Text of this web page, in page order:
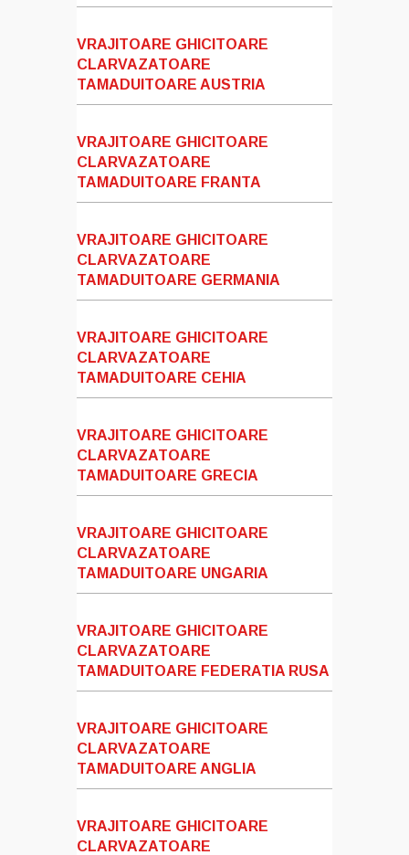
VRAJITOARE GHICITOARE
CLARVAZATOARE
TAMADUITOARE AUSTRIA
VRAJITOARE GHICITOARE
CLARVAZATOARE
TAMADUITOARE FRANTA
VRAJITOARE GHICITOARE
CLARVAZATOARE
TAMADUITOARE GERMANIA
VRAJITOARE GHICITOARE
CLARVAZATOARE
TAMADUITOARE CEHIA
VRAJITOARE GHICITOARE
CLARVAZATOARE
TAMADUITOARE GRECIA
VRAJITOARE GHICITOARE
CLARVAZATOARE
TAMADUITOARE UNGARIA
VRAJITOARE GHICITOARE
CLARVAZATOARE
TAMADUITOARE FEDERATIA RUSA
VRAJITOARE GHICITOARE
CLARVAZATOARE
TAMADUITOARE ANGLIA
VRAJITOARE GHICITOARE
CLARVAZATOARE